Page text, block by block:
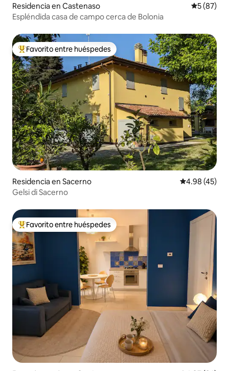
Residencia en Castenaso
5 (87)
Espléndida casa de campo cerca de Bolonia
De los mejores en Favorito entre huéspedes
Favorito entre huéspedes
Residencia en Sacerno Calificación
4.98 (45)
Gelsi di Sacerno
De los mejores en Favorito entre huéspedes
Favorito entre huéspedes